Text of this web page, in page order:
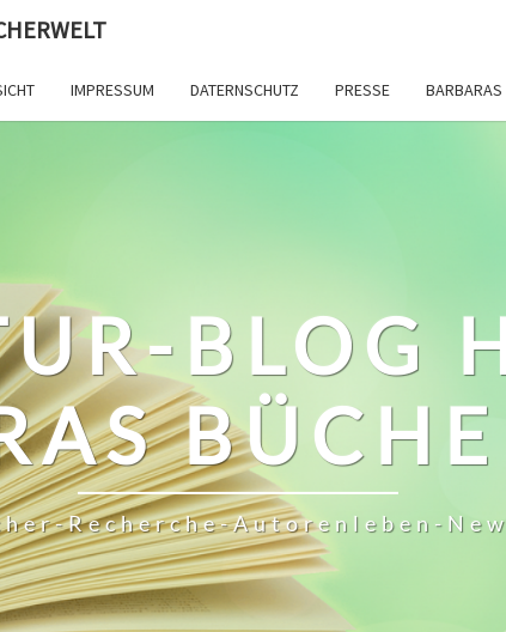
IMPRESSUM DATERNSCHUTZ PRESSE
BLOG
Recherche-Autorenleben-